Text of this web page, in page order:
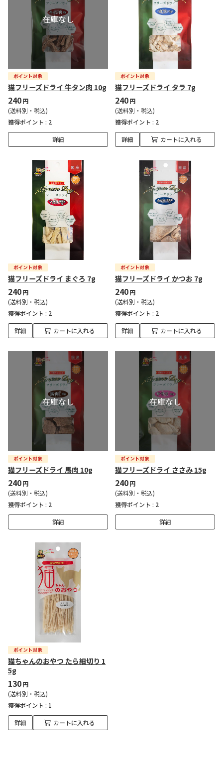
猫フリーズドライ 牛タン肉 10g
240円
(送料別・税込)
獲得ポイント : 2
詳細
猫フリーズドライ タラ 7g
240円
(送料別・税込)
獲得ポイント : 2
詳細 カートに入れる
猫フリーズドライ まぐろ 7g
240円
(送料別・税込)
獲得ポイント : 2
詳細 カートに入れる
猫フリーズドライ かつお 7g
240円
(送料別・税込)
獲得ポイント : 2
詳細 カートに入れる
猫フリーズドライ 馬肉 10g
240円
(送料別・税込)
獲得ポイント : 2
詳細
猫フリーズドライ ささみ 15g
240円
(送料別・税込)
獲得ポイント : 2
詳細
猫ちゃんのおやつ たら細切り 1
5g
130円
(送料別・税込)
獲得ポイント : 1
詳細 カートに入れる